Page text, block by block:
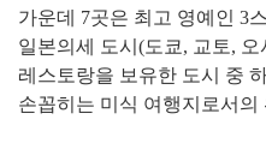
가운데 7곳은 최고 영예인 3
일본의 세 도시(도쿄, 교토,
레스토랑을 보유한 도시 중
손꼽히는 미 식 여행지로서의